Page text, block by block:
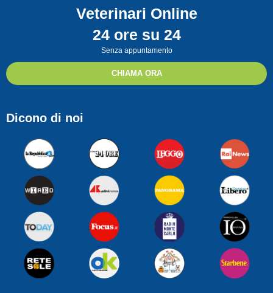
Veterinari Online
24 ore su 24
Senza appuntamento
CHIAMA ORA
Dicono di noi